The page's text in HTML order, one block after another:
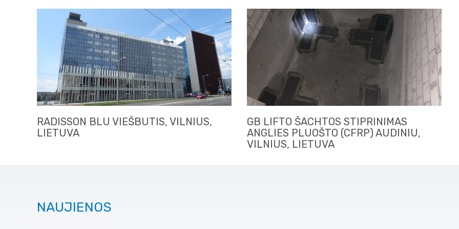
RADISSON BLU VIEŠBUTIS, VILNIUS,
LIETUVA
GB LIFTO ŠACHTOS STIPRINIMAS
ANGLIES PLUOŠTO (CFRP) AUDINIU,
VILNIUS, LIETUVA
NAUJIENOS